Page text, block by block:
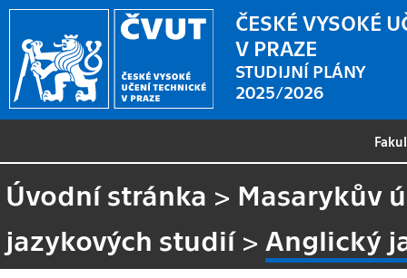
ČESKÉ VYSOKÉ
V PRAZE
STUDIJNÍ PLÁNY
2025/2026
Úvodní stránka > Masarykův
jazykových studií> Anglický